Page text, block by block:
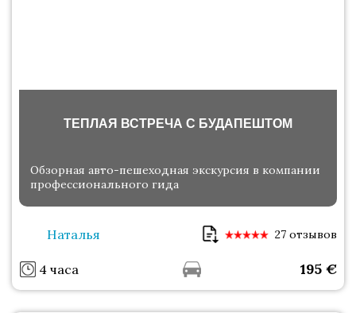
ТЕПЛАЯ ВСТРЕЧА С БУДАПЕШТОМ
Обзорная авто-пешеходная экскурсия в компании
профессионального гида
Наталья 27 отзывов
4 часа 195 €